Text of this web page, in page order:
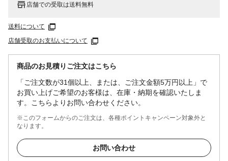
店舗での受取は送料無料
送料について
店舗受取のお支払いについて
商品のお見積りご注文はこちら
「ご注文数が31個以上、または、ご注文金額5万円以上」で
お買い上げご希望のお客様は、在庫・納期を確認いたしま
す。こちらよりお問い合わせください。
※このフォームからのご注文は、各種ポイントキャンペーン対象外と
なります。
お問い合わせ